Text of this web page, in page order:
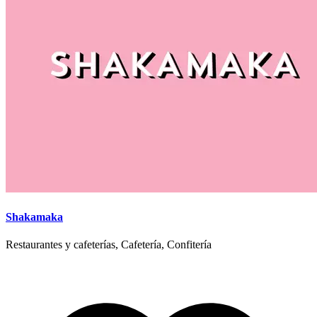
Shakamaka
Restaurantes y cafeterías, Cafetería, Confitería